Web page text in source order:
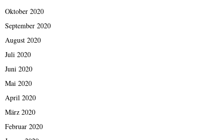
Oktober 2020
September 2020
August 2020
Juli 2020
Juni 2020
Mai 2020
April 2020
März 2020
Februar 2020